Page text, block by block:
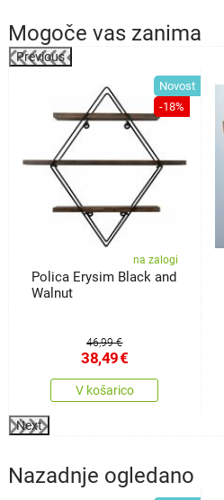
Mogoče vas zanima
Previous
Novost
-18%
na zalogi
Polica Erysim Black and
Walnut
46,99 €
38,49€
V košarico
Next
Nazadnje ogledano